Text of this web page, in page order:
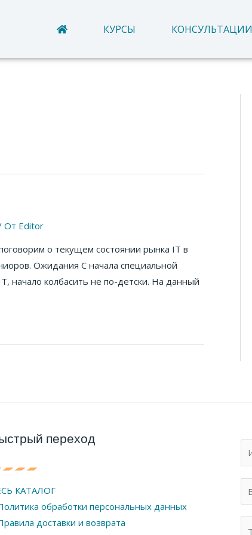
КУРСЫ КОНСУЛЬТАЦИИ
От Editor
о текущем состоянии рынка IT в
Ожидания С начала специальной
начало колбасить не по-детски. На данный
переход
КАТАЛОГ
обработки персональных данных
доставки и возврата